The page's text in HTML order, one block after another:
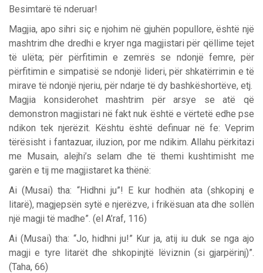
Besimtarë të nderuar!
Magjia, apo sihri siç e njohim në gjuhën popullore, është një
mashtrim dhe dredhi e kryer nga magjistari për qëllime tejet
të ulëta; për përfitimin e zemrës se ndonjë femre, për
përfitimin e simpatisë se ndonjë lideri, për shkatërrimin e të
mirave të ndonjë njeriu, për ndarje të dy bashkëshortëve, etj.
Magjia konsiderohet mashtrim për arsye se atë që
demonstron magjistari në fakt nuk është e vërtetë edhe pse
ndikon tek njerëzit. Kështu është definuar në fe: Veprim
tërësisht i fantazuar, iluzion, por me ndikim. Allahu përkitazi
me Musain, alejhi’s selam dhe të themi kushtimisht me
garën e tij me magjistaret ka thënë:
Ai (Musai) tha: “Hidhni ju”! E kur hodhën ata (shkopinj e
litarë), magjepsën sytë e njerëzve, i frikësuan ata dhe sollën
një magji të madhe”. (el A’raf, 116)
Ai (Musai) tha: “Jo, hidhni ju!” Kur ja, atij iu duk se nga ajo
magji e tyre litarët dhe shkopinjtë lëviznin (si gjarpërinj)”.
(Taha, 66)